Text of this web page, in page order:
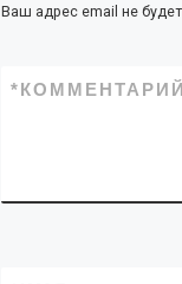
Ваш адрес email не
КОММЕНТАРИЙ
*